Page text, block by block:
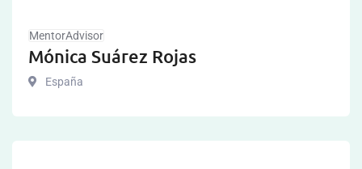
MentorAdvisor
Mónica Suárez Rojas
España